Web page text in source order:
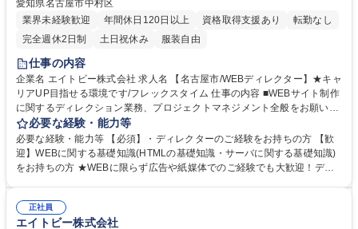
愛知県名古屋市中村区
業界未経験歓迎
年間休日120日以上 資格取得支援あり
転勤なし
完全週休2日制
土日祝休み 服装自由
仕事の内容
企業名 エイトビー株式会社 求人名 【名古屋市/WEBディレクター】★キャ
リアUP目指せる環境です/フレックスタイム 仕事の内容 ■WEBサイト制作
に関するディレクション業務、プロジェクトマネジメント全般をお願いし
ます。意欲次第では新規事業の立案などもお任せします！ ■クライアント
との打ち合わせ■企画書や提案書の作成/プレゼン ■デザイナーやコーディ
ング担当への指示 ■外部制作パートナーへの指示■撮影の立ち合い ■ディレ
クターそれぞれの得意分野を活かしながら、プロジェクトを進めていま
作期間は3～4ヶ月ほどになります。※変更の範囲：なし 募集職種 【名古
屋市/WEBディレクター】★キャリアUP目指せる環境です/フレックスタイ
必要な経験・能力等
必要な経験・能力等 【必須】・ディレクターのご経験をお持ちの方 【歓
迎】WEBに関する基礎知識(HTMLの基礎知識・サーバに関する基礎知識)
をお持ちの方 ★WEBに限らず広告や紙媒体でのご経験でも大歓迎！デザ
イトビーは現在順調に業績を伸ばし、事業を急速に拡大中！新技術やトレ
ンドを取り入れながら、業界をリードするWEB制作会社を目指していま
正社員
エイトビー株式会社